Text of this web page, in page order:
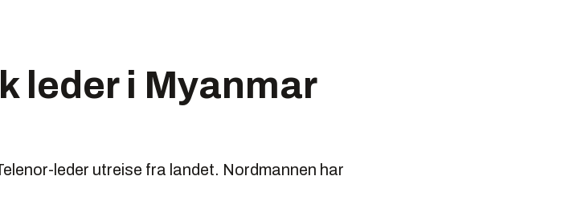
leder i Myanmar
leder utreise fra landet. Nordmannen har